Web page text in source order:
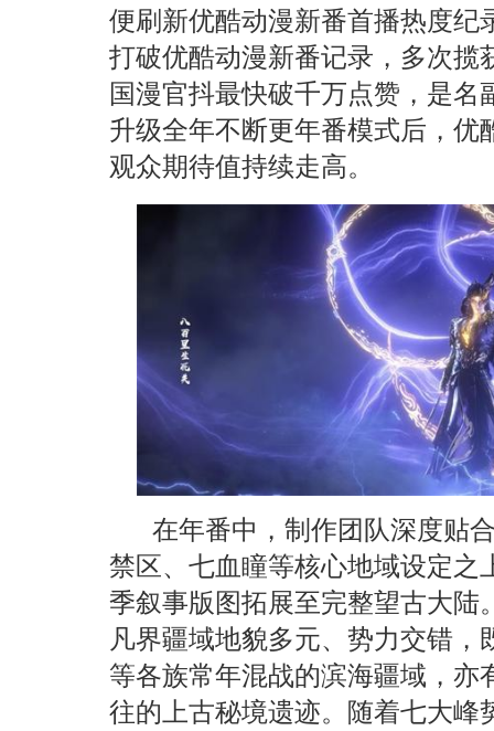
便刷新优酷动漫新番首播热度纪
打破优酷动漫新番记录，多次揽
国漫官抖最快破千万点赞，是
升级全年不断更年番模式后，优
观众期待值持续走高。
在年番中，制作团队深度贴
禁区、七血瞳等核心地域设定之
季叙事版图拓展至完整望古大陆
凡界疆域地貌多元、势力交错
等各族常年混战的滨海疆域，亦
往的上古秘境遗迹。随着七大峰